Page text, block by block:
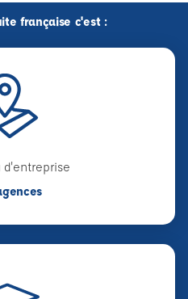
française c'est :
d'entreprise